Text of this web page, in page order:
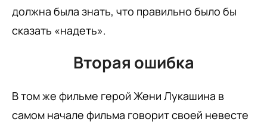
должна была знать, что правильно было бы
сказать «надеть».
Вторая ошибка
В том же фильме герой Жени Лукашина в
самом начале фильма говорит своей невесте